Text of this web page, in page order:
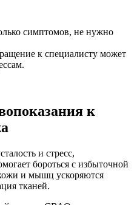
симптомов, не нужно
к специалисту может
к
и стресс,
бороться с избыточной
и мышц ускоряются
тканей.